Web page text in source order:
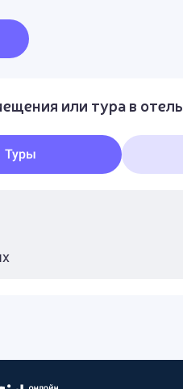
или тура в отель
Туры